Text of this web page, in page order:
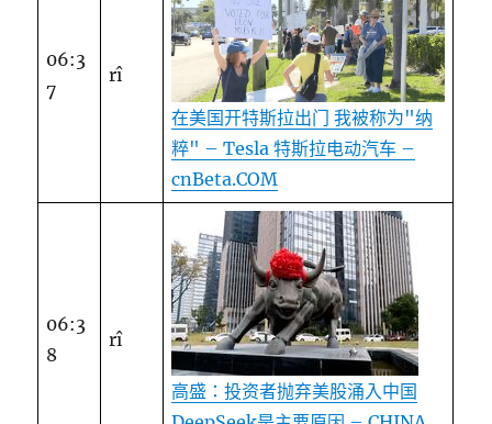
06:3
7
rî
在美国开特斯拉出门 我被称为"纳
粹" – Tesla 特斯拉电动汽车 –
cnBeta.COM
06:3
8
rî
高盛：投资者抛弃美股涌入中国